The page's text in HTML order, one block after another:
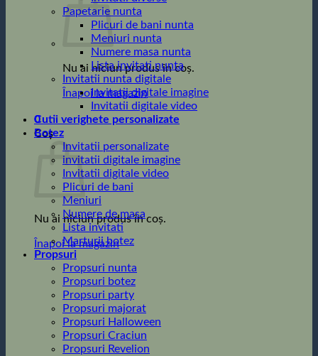
Nu ai niciun produs în coș.
Înapoi la magazin
0
Coș
Nu ai niciun produs în coș.
Înapoi la magazin
Papetarie nunta
Plicuri de bani nunta
Meniuri nunta
Numere masa nunta
Lista invitati nunta
Invitatii nunta digitale
Invitatii digitale imagine
Invitatii digitale video
Cutii verighete personalizate
Botez
Invitatii personalizate
invitatii digitale imagine
Invitatii digitale video
Plicuri de bani
Meniuri
Numere de masa
Lista invitati
Marturii botez
Propsuri
Propsuri nunta
Propsuri botez
Propsuri party
Propsuri majorat
Propsuri Halloween
Propsuri Craciun
Propsuri Revelion